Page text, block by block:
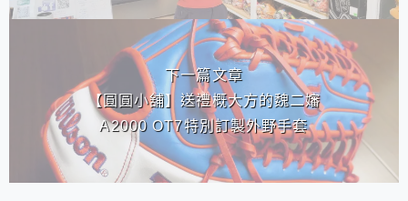
下一篇文章
【圓圓小舖】送禮概大方的魏二嬸
A2000 OT7特別訂製外野手套